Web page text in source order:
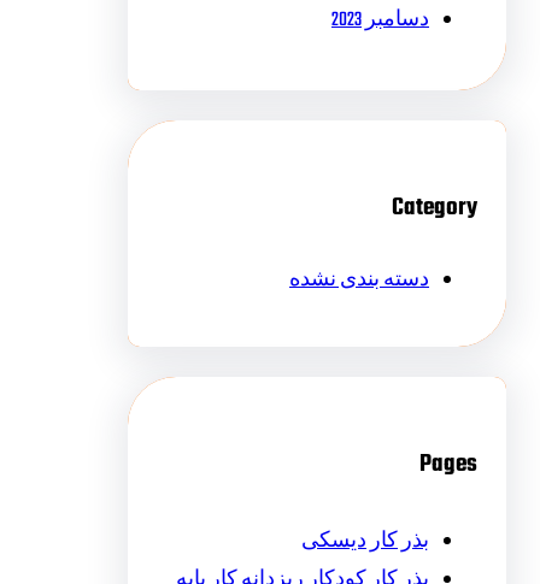
دسامبر 2023
Category
دسته بندی نشده
Pages
بذر کار دیسکی